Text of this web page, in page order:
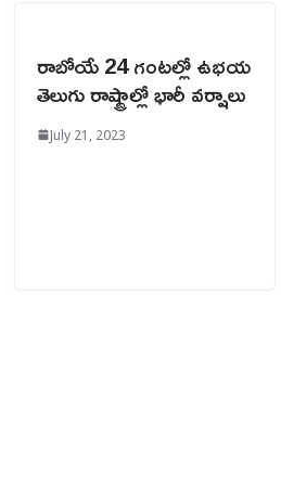
రాబోయే 24 గంటల్లో ఉభయ
తెలుగు రాష్ట్రాల్లో భారీ వర్షాలు
July 21, 2023